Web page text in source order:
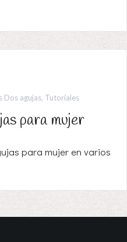
Dos agujas, Tutoriales
para mujer
para mujer en varios